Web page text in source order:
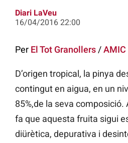
Diari LaVeu
16/04/2016 22:00
Per El Tot Granollers /AMIC
D’origen tropical, la pinya
contingut en aigua, en un
85%,de la seva
fa que aquesta fruita sigui
diürètica, depurativa i